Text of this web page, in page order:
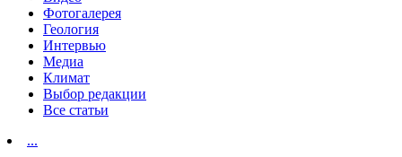
Фотогалерея
Геология
Интервью
Медиа
Климат
Выбор редакции
Все статьи
...